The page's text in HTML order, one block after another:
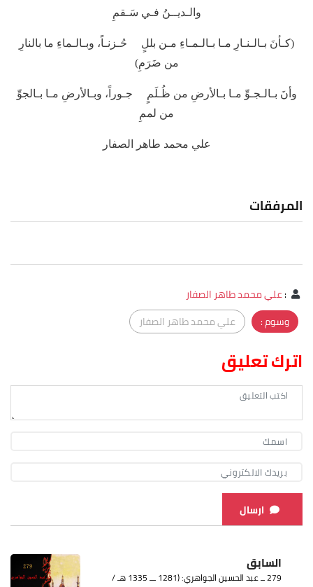
والـديــنُ فـي سَـقمِ
(كـأنَ بـالـنـارِ مـا بـالـمـاءِ مـن بللٍ حُـزنـاً، وبـالـماءِ ما بالنارِ
من ضَرَمِ)
وأنَ بـالـجـوِّ مـا بـالأرضِ من ظُـلَمٍ جـوراً، وبـالأرضِ مـا بـالجوِّ
من لممِ
علي محمد طاهر الصفار
المرفقات
:علي محمد طاهر الصفار
وسوم :
علي محمد طاهر الصفار
اترك تعليق
ارسال
السابق
279 ــ عبد الحسين الجواهري: (1281 ـــ 1335 هـ /